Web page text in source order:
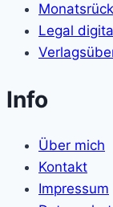
Legal
Info
Über mich
Kontakt
Impressum